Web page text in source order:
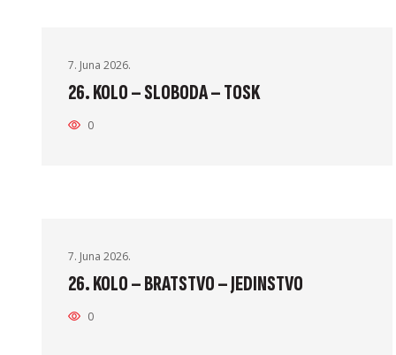
7. Juna 2026.
26. KOLO – SLOBODA – TOSK
0
7. Juna 2026.
26. KOLO – BRATSTVO – JEDINSTVO
0